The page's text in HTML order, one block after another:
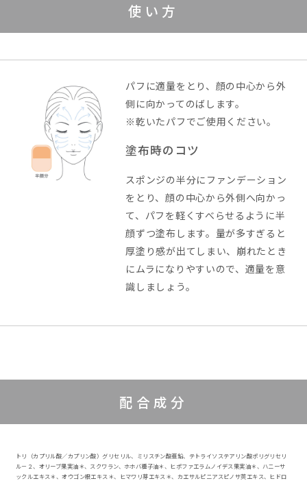
使い方
パフに適量をとり、顔の中心から外
側に向かってのばします。
※乾いたパフでご使用ください。
塗布時のコツ
スポンジの半分にファンデーション
をとり、顔の中心から外側へ向かっ
て、パフを軽くすべらせるように半
顔ずつ塗布します。量が多すぎると
厚塗り感が出てしまい、崩れたとき
にムラになりやすいので、適量を意
識しましょう。
配合成分
トリ（カプリル酸／カプリン酸）グリセリル、ミリスチン酸亜鉛、テトライソステアリン酸ポリグリセリ
ル－２、オリーブ果実油＊、スクワラン、ホホバ種子油＊、ヒポファエラムノイデス果実油＊、ハニーサ
ックルエキス＊、オウゴン根エキス＊、ヒマワリ芽エキス＊、カエサルピニアスピノサ莢エキス、ヒドロ